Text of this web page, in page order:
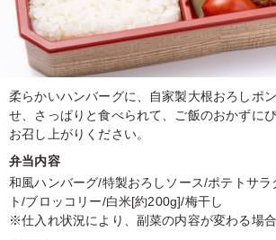
柔らかいハンバーグに、自家製大根おろしポ
せ、さっぱりと食べられて、ご飯のおかずに
お召し上がりください。
弁当内容
和風ハンバーグ/特製おろしソース/ポテトサラ
ト/ブロッコリー/白米[約200g]/梅干し
※仕入れ状況により、副菜の内容が変わる場合